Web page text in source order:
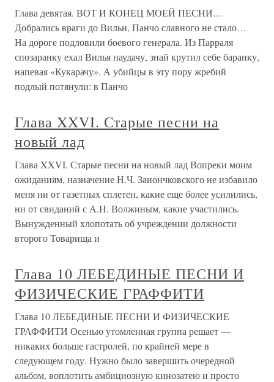
Глава девятая. ВОТ И КОНЕЦ МОЕЙ ПЕСНИ…
Добрались враги до Вильи, Панчо славного не стало…
На дороге подловили боевого генерала. Из Парраля
спозаранку ехал Вилья наудачу, знай крутил себе баранку,
напевая «Кукарачу». А убийцы в эту пору жребий
подлый потянули: в Панчо
Глава XXVI. Старые песни на
новый лад
Глава XXVI. Старые песни на новый лад Вопреки моим
ожиданиям, назначение Н.Ч. Заиончковского не избавило
меня ни от газетных сплетен, какие еще более усилились,
ни от свиданий с А.Н. Волжиным, какие участились.
Вынужденный хлопотать об учреждении должности
второго Товарища и
Глава 10 ЛЕБЕДИНЫЕ ПЕСНИ И
ФИЗИЧЕСКИЕ ГРАФФИТИ
Глава 10 ЛЕБЕДИНЫЕ ПЕСНИ И ФИЗИЧЕСКИЕ
ГРАФФИТИ Осенью утомленная группа решает —
никаких больше гастролей, по крайней мере в
следующем году. Нужно было завершить очередной
альбом, воплотить амбициозную кинозатею и просто